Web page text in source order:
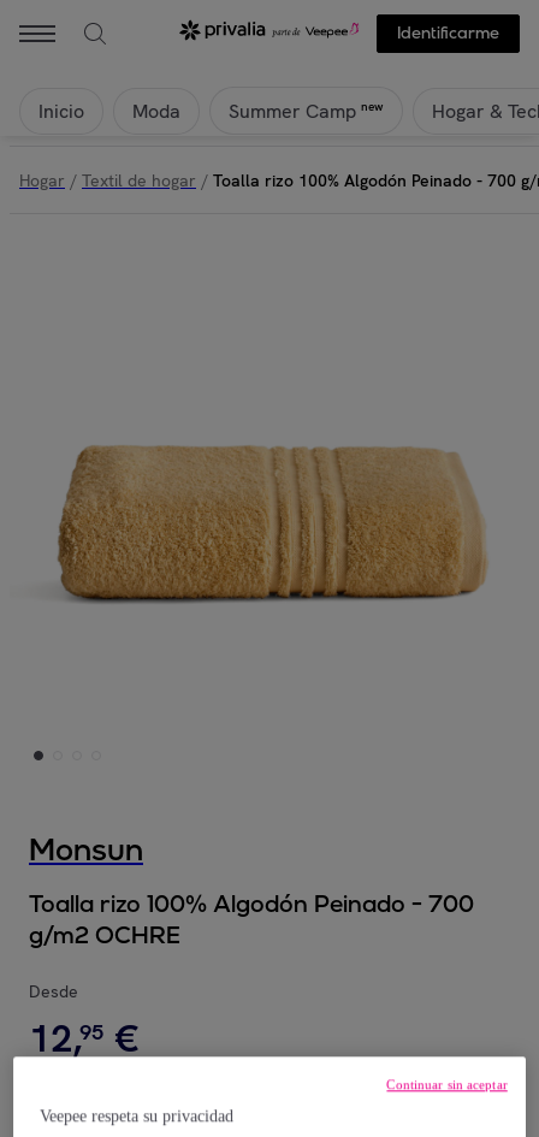
Identificarme
Inicio Moda Summer Camp new Hogar &
Hogar / Textil de hogar / Toalla rizo 100% Algodón Peinado - 700 g/
Monsun
Toalla rizo 100% Algodón Peinado - 700
g/m2 OCHRE
Desde
12,95 €
-7%
Veepee respeta su privacidad
Continuar sin aceptar